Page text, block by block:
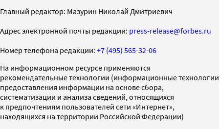
Главный редактор: Мазурин Николай Дмитриевич
Адрес электронной почты редакции: press-release@forbes.ru
Номер телефона редакции: +7 (495) 565-32-06
На информационном ресурсе применяются
рекомендательные технологии (информационные технологии
предоставления информации на основе сбора,
систематизации и анализа сведений, относящихся
к предпочтениям пользователей сети «Интернет»,
находящихся на территории Российской Федерации)